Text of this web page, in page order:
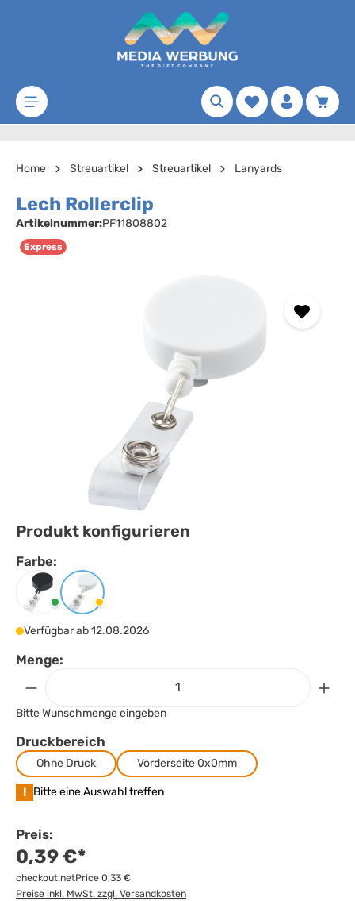
Zum Hauptinhalt springen
Merkzettel
Home Streuartikel Streuartikel Lanyards
Lech Rollerclip
Artikelnummer:PF11808802
Express
Produkt konfigurieren
Farbe:
Farbe auswählen
SchwarzWeiss
Verfügbar ab 12.08.2026
Menge:
Bitte Wunschmenge eingeben
Druckbereich
Ohne Druck Vorderseite 0x0mm
! Bitte eine Auswahl treffen
Preis:
0,39 €*
checkout.netPrice 0,33 €
Preise inkl. MwSt. zzgl. Versandkosten